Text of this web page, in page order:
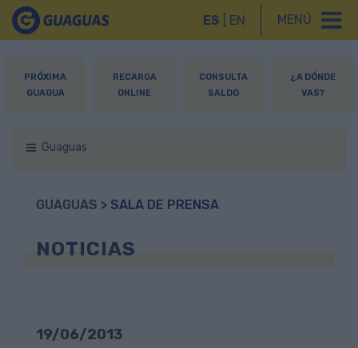
MENÚ
ES EN
PRÓXIMA
GUAGUA
RECARGA
ONLINE
CONSULTA
SALDO
¿A DÓNDE
VAS?
Guaguas
GUAGUAS > SALA DE PRENSA
NOTICIAS
19/06/2013